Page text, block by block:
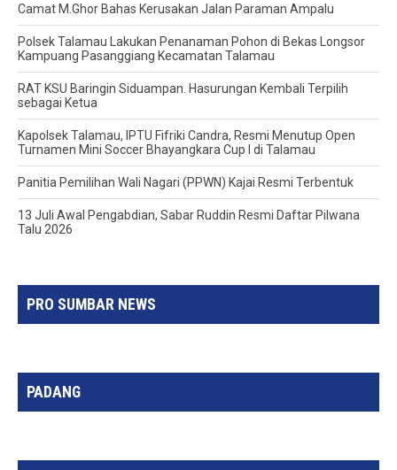
Camat M.Ghor Bahas Kerusakan Jalan Paraman Ampalu
Polsek Talamau Lakukan Penanaman Pohon di Bekas Longsor
Kampuang Pasanggiang Kecamatan Talamau
RAT KSU Baringin Siduampan. Hasurungan Kembali Terpilih
sebagai Ketua
Kapolsek Talamau, IPTU Fifriki Candra, Resmi Menutup Open
Turnamen Mini Soccer Bhayangkara Cup I di Talamau
Panitia Pemilihan Wali Nagari (PPWN) Kajai Resmi Terbentuk
13 Juli Awal Pengabdian, Sabar Ruddin Resmi Daftar Pilwana
Talu 2026
PRO SUMBAR NEWS
PADANG